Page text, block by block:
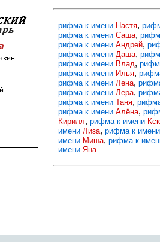
рифма к имени Настя,
рифма к имени Саша,
рифма к имени Андрей,
рифма к имени Даша,
рифма к имени Влад,
рифма к имени Илья,
рифма к имени Лена,
рифма к имени Лера,
рифма к имени Таня,
рифма к имени Алёна,
Кирилл, рифма к имени
имени Лиза, рифма к
имени Миша, рифма к
имени Яна